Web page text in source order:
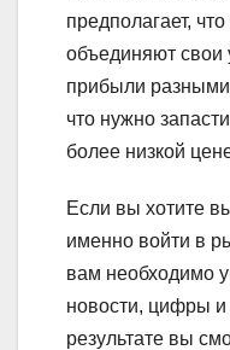
предполагает,
объединяют свои
прибыли разными
что нужно
более низкой
Если вы хотите
именно войти в
вам необходимо
новости, цифры
результате вы